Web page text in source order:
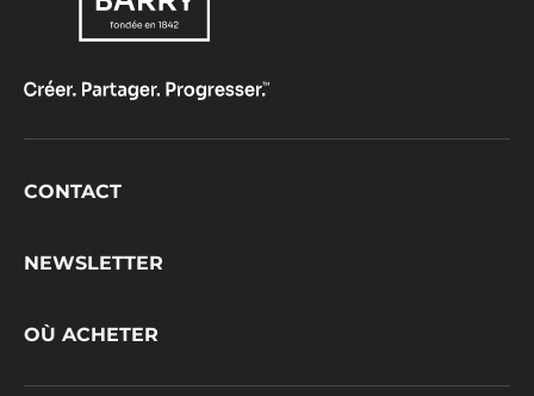
Footer
CONTACT
NEWSLETTER
OÙ ACHETER